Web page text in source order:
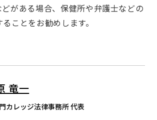
どがある場合、保健所や弁護士などの
ことをお勧めします。
竜一
カレッジ法律事務所 代表